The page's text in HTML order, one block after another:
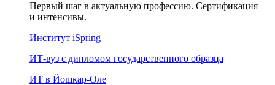
Первый шаг в актуальную профессию. Сертификация
и интенсивы.
Институт iSpring
ИТ-вуз с дипломом государственного образца
ИТ в Йошкар-Оле